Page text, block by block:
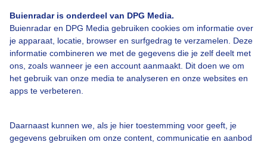
Buienradar is onderdeel van DPG Media.
Buienradar en DPG Media gebruiken cookies om informatie over
je apparaat, locatie, browser en surfgedrag te verzamelen. Deze
informatie combineren we met de gegevens die je zelf deelt met
ons, zoals wanneer je een account aanmaakt. Dit doen we om
het gebruik van onze media te analyseren en onze websites en
apps te verbeteren.
Daarnaast kunnen we, als je hier toestemming voor geeft, je
gegevens gebruiken om onze content, communicatie en aanbod
Bekijk slideshow
Een moment geduld aub...